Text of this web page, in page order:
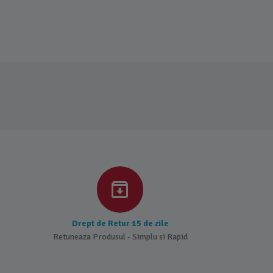
Drept de Retur 15 de zile
Retuneaza Produsul - Simplu si Rapid